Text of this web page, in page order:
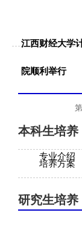
江西财经大学
院顺利举行
本科生培养
专业介绍
培养方案
研究生培养